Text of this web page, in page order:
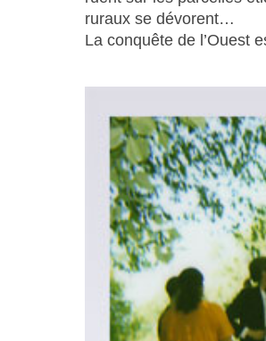
ruraux se dévorent…
La conquête de l’Ouest